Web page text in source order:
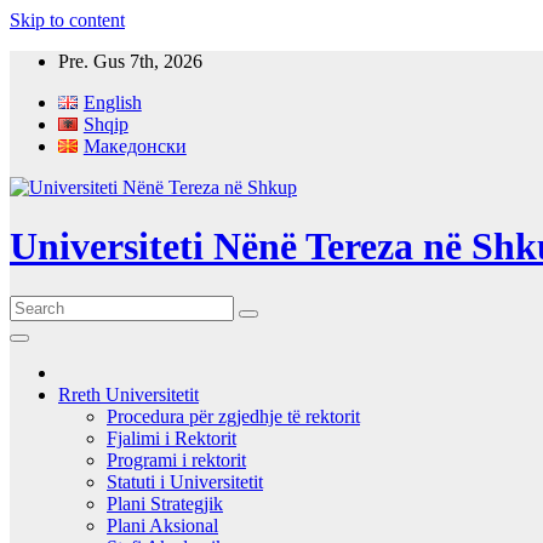
Skip to content
Pre. Gus 7th, 2026
English
Shqip
Македонски
Universiteti Nënë Tereza në
Rreth Universitetit
Procedura për zgjedhje të rektorit
Fjalimi i Rektorit
Programi i rektorit
Statuti i Universitetit
Plani Strategjik
Plani Aksional